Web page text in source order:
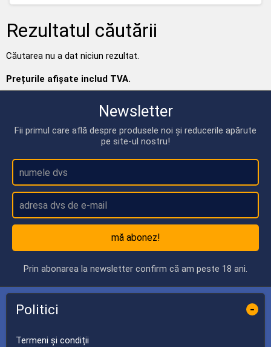
Rezultatul căutării
Căutarea nu a dat niciun rezultat.
Prețurile afișate includ TVA.
Newsletter
Fii primul care află despre produsele noi și reducerile apărute
pe site-ul nostru!
mă abonez!
Prin abonarea la newsletter confirm că am peste 18 ani.
Politici -
Termeni și condiții